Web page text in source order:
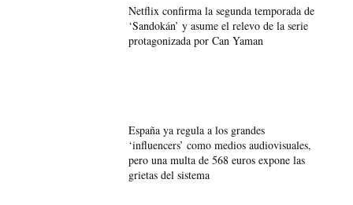
Netflix confirma la segunda temporada de
‘Sandokán’ y asume el relevo de la serie
protagonizada por Can Yaman
España ya regula a los grandes
‘influencers’ como medios audiovisuales,
pero una multa de 568 euros expone las
grietas del sistema